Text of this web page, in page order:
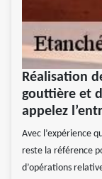
Réalisation
gouttière et
appelez
Avec l’expérience
reste la référence
d’opérations